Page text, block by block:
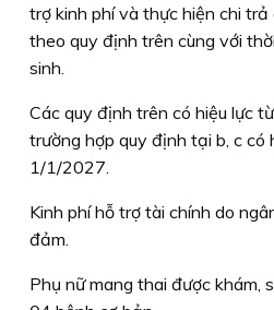
trợ kinh phí và thực hiện chi trả
theo quy định trên cùng với
sinh.
Các quy định trên có hiệu lực
trường hợp quy định tại b, c có
1/1/2027.
Kinh phí hỗ trợ tài chính do
đảm.
Phụ nữ mang thai được khám,